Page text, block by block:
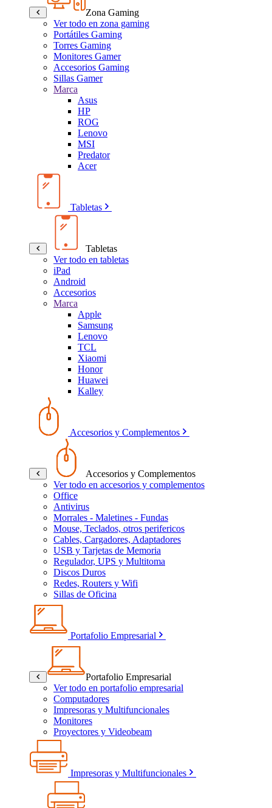
Zona Gaming
Ver todo en zona gaming
Portátiles Gaming
Torres Gaming
Monitores Gamer
Accesorios Gaming
Sillas Gamer
Marca
Asus
HP
ROG
Lenovo
MSI
Predator
Acer
Tabletas
Tabletas
Ver todo en tabletas
iPad
Android
Accesorios
Marca
Apple
Samsung
Lenovo
TCL
Xiaomi
Honor
Huawei
Kalley
Accesorios y Complementos
Accesorios y Complementos
Ver todo en accesorios y complementos
Office
Antivirus
Morrales - Maletines - Fundas
Mouse, Teclados, otros perifericos
Cables, Cargadores, Adaptadores
USB y Tarjetas de Memoria
Regulador, UPS y Multitoma
Discos Duros
Redes, Routers y Wifi
Sillas de Oficina
Portafolio Empresarial
Portafolio Empresarial
Ver todo en portafolio empresarial
Computadores
Impresoras y Multifuncionales
Monitores
Proyectores y Videobeam
Impresoras y Multifuncionales